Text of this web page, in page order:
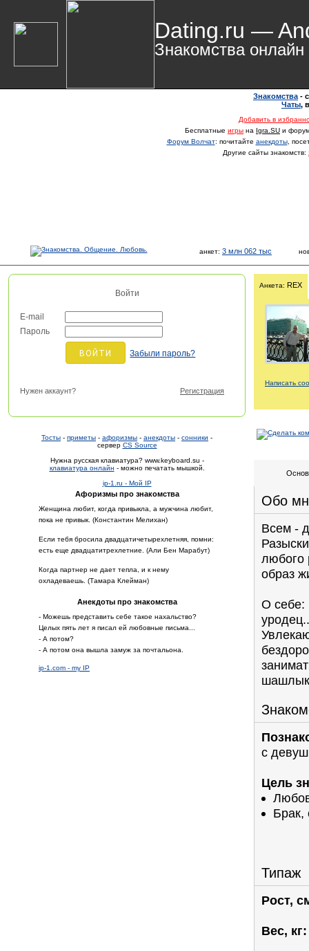
Dating.ru —
Знакомства онлайн
Знакомства -
Чаты,
Добавить в
Бесплатные игры на Igra.SU и
Форум Волчат: почитайте анекдоты,
Другие сайты знакомств:
анкет: 3 млн 062 тыс
Войти
E-mail
Пароль
Забыли пароль?
Нужен аккаунт? Регистрация
Тосты - приметы - афоризмы - анекдоты - сонники -
сервер CS Source
Нужна русская клавиатура? www.keyboard.su -
клавиатура онлайн - можно печатать мышкой.
ip-1.ru - Мой IP
Афоризмы про знакомства
Женщина любит, когда привыкла, а мужчина любит,
пока не привык. (Константин Мелихан)
Если тебя бросила двадцатичетырехлетняя, помни:
есть еще двадцатитрехлетние. (Али Бен Марабут)
Когда партнер не дает тепла, и к нему
охладеваешь. (Тамара Клейман)
Анекдоты про знакомства
- Можешь представить себе такое нахальство?
Целых пять лет я писал ей любовные письма...
- А потом?
- А потом она вышла замуж за почтальона.
ip-1.com - my IP
Анкета: REX
Написать
Обо
Всем -
любого
образ
О себе:
шашлык
с
Цель
Брак,
Типаж
Рост,
Вес, кг: